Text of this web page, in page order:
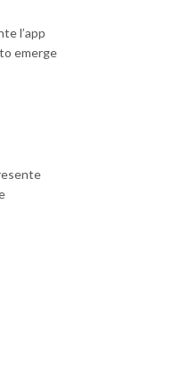
l’app
emerge